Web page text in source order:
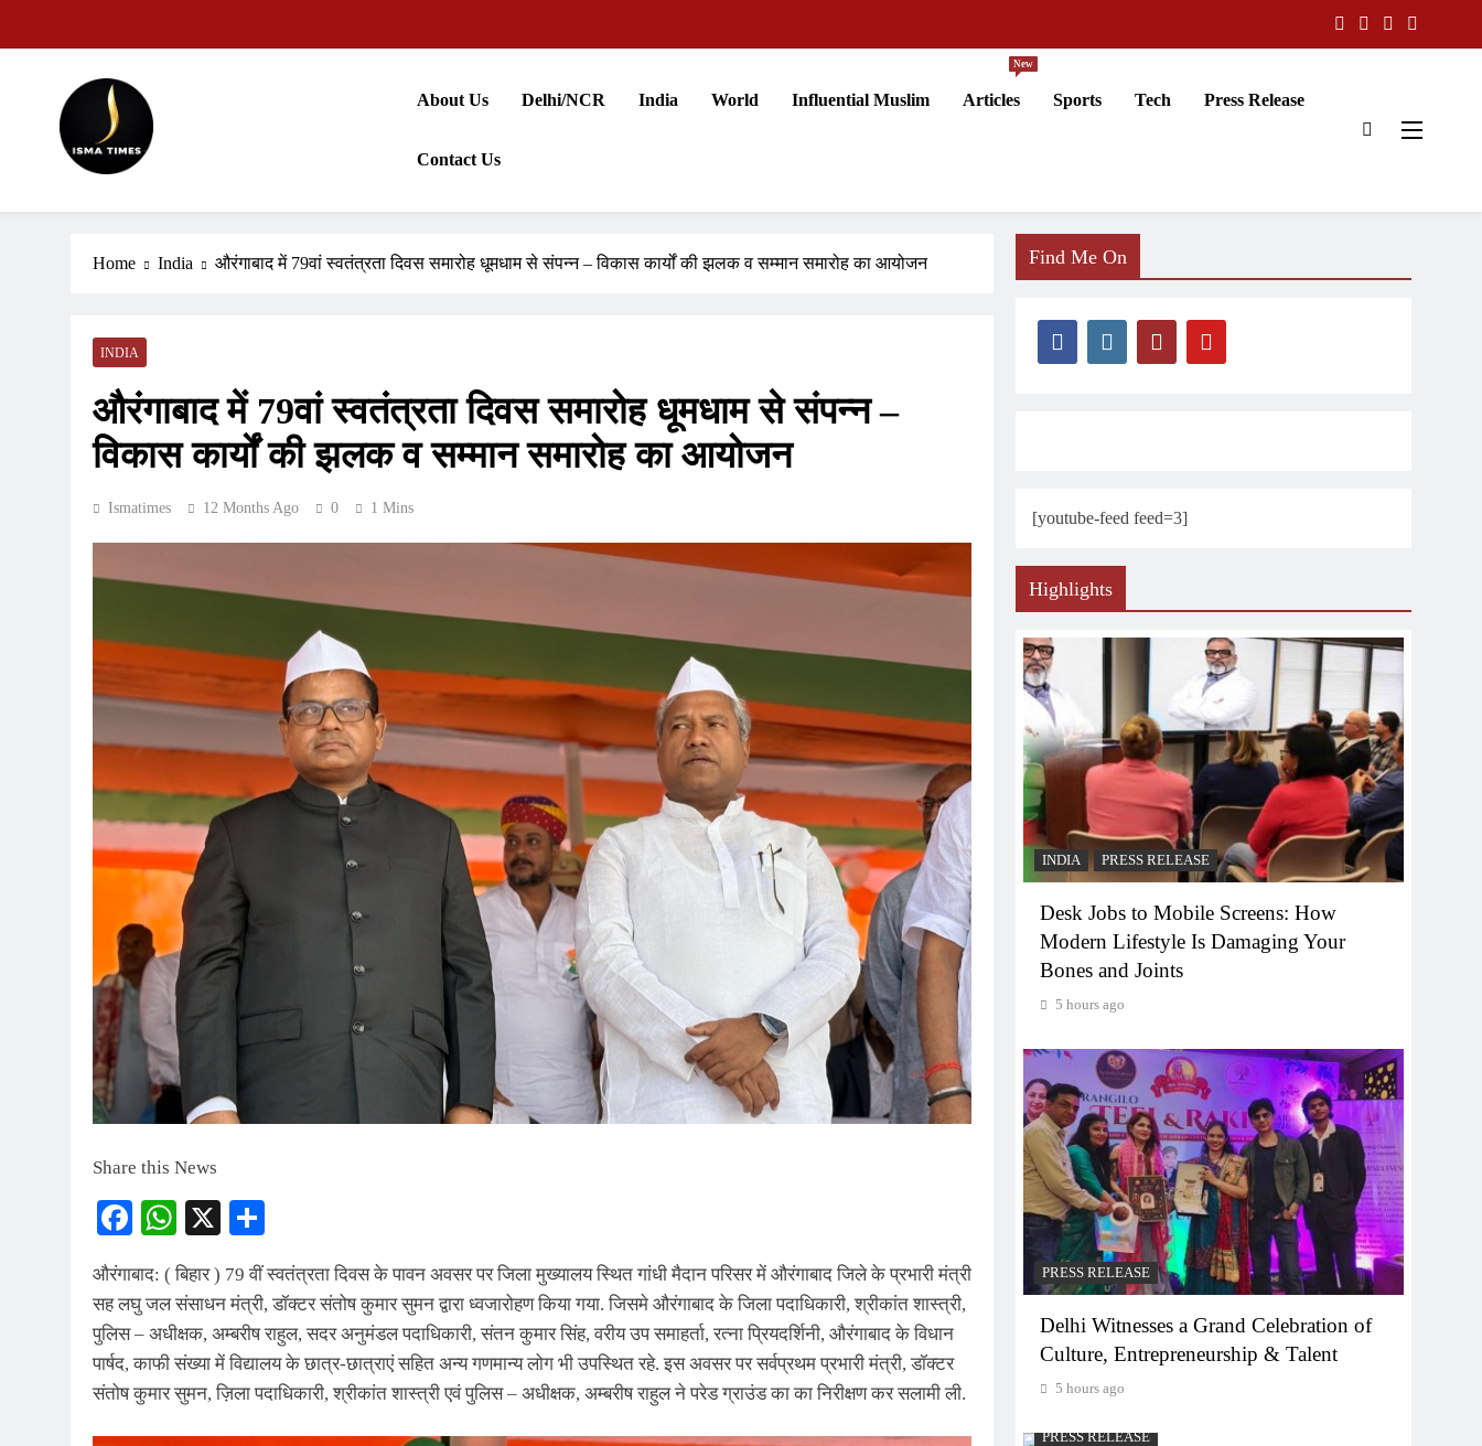
ISMA TIMES NEWS
About Us Delhi/NCR India World Influential Muslim Articles
New
Sports Tech Press Release
Contact Us
Home India औरंगाबाद में 79वां स्वतंत्रता दिवस समारोह धूमधाम से संपन्न – विकास कार्यों की झलक व सम्मान समारोह का आयोजन
INDIA
औरंगाबाद में 79वां स्वतंत्रता दिवस समारोह धूमधाम से संपन्न –
विकास कार्यों की झलक व सम्मान समारोह का आयोजन
Ismatimes 12 Months Ago 0 1 Mins
Share this News
Facebook
WhatsApp
X
औरंगाबाद: ( बिहार ) 79 वीं स्वतंत्रता दिवस के पावन अवसर पर जिला मुख्यालय स्थित गांधी मैदान परिसर में औरंगाबाद जिले के प्रभारी मंत्री
सह लघु जल संसाधन मंत्री, डॉक्टर संतोष कुमार सुमन द्वारा ध्वजारोहण किया गया. जिसमे औरंगाबाद के जिला पदाधिकारी, श्रीकांत शास्त्री,
पुलिस – अधीक्षक, अम्बरीष राहुल, सदर अनुमंडल पदाधिकारी, संतन कुमार सिंह, वरीय उप समाहर्ता, रत्ना प्रियदर्शिनी, औरंगाबाद के विधान
पार्षद, काफी संख्या में विद्यालय के छात्र-छात्राएं सहित अन्य गणमान्य लोग भी उपस्थित रहे. इस अवसर पर सर्वप्रथम प्रभारी मंत्री, डॉक्टर
संतोष कुमार सुमन, ज़िला पदाधिकारी, श्रीकांत शास्त्री एवं पुलिस – अधीक्षक, अम्बरीष राहुल ने परेड ग्राउंड का का निरीक्षण कर सलामी ली.
Find Me On
[youtube-feed feed=3]
Highlights
INDIA PRESS RELEASE
Desk Jobs to Mobile Screens: How
Modern Lifestyle Is Damaging Your
Bones and Joints
5 hours ago
PRESS RELEASE
Delhi Witnesses a Grand Celebration of
Culture, Entrepreneurship & Talent
5 hours ago
PRESS RELEASE